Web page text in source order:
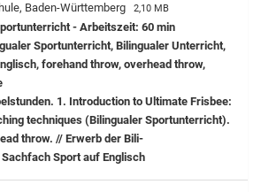
Baden-Württemberg 2,10 MB
- Arbeitszeit: 60 min
Sportunterricht, Bilingualer Unterricht,
forehand throw, overhead throw,
1. Introduction to Ultimate Frisbee:
techniques (Bilingualer Sportunterricht).
throw. // Erwerb der Bili-
Sport auf Englisch